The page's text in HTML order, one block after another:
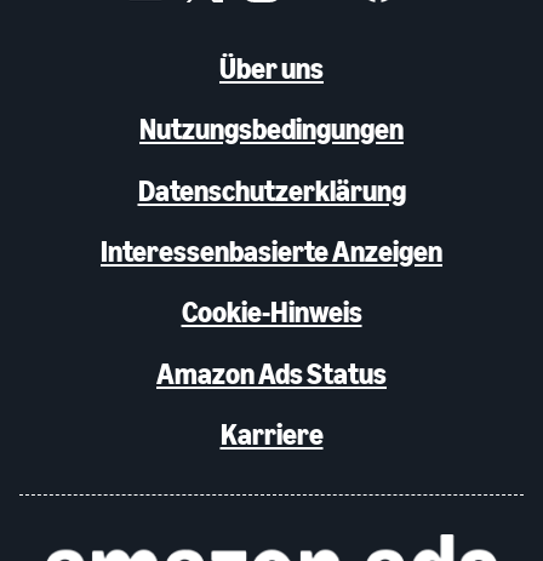
Über uns
Nutzungsbedingungen
Datenschutzerklärung
Interessenbasierte Anzeigen
Cookie-Hinweis
Amazon Ads Status
Karriere